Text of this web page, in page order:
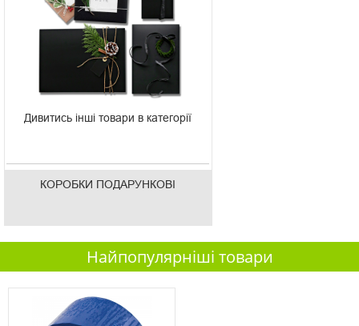
Дивитись інші товари в категорії
КОРОБКИ ПОДАРУНКОВІ
Найпопулярніші товари